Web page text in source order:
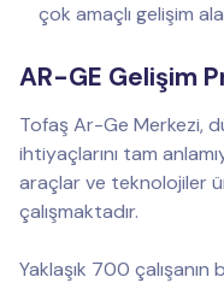
çok amaçlı gelişim
AR-GE Gelişim
Tofaş Ar-Ge Merkezi,
ihtiyaçlarını tam
araçlar ve teknolojiler
çalışmaktadır.
Yaklaşık 700